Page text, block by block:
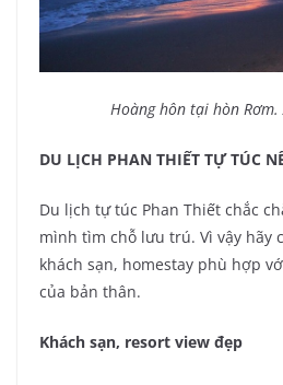
Hoàng hôn tại hòn Rơm.
DU LỊCH PHAN THIẾT TỰ TÚC
Du lịch tự túc Phan Thiết chắc
mình tìm chỗ lưu trú. Vì vậy hãy
khách sạn, homestay phù hợp
của bản thân.
Khách sạn, resort view đẹp